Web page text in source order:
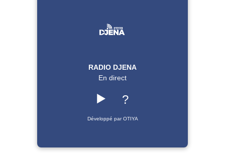
RADIO DJENA
En direct
▶️ ?
Développé par OTIYA